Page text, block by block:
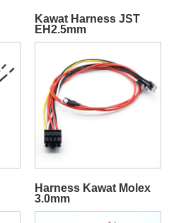
Kawat Harness JST
EH2.5mm
Harness Kawat Molex
3.0mm